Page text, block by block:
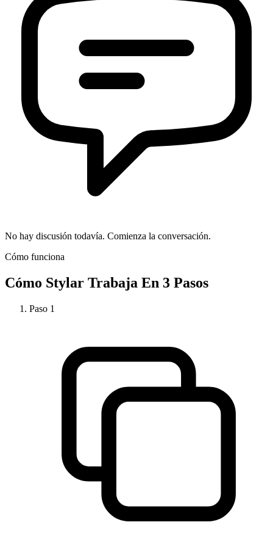
No hay discusión todavía. Comienza la conversación.
Cómo funciona
Cómo Stylar Trabaja En 3 Pasos
Paso 1